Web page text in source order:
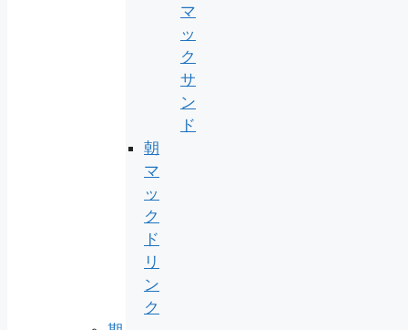
マ
ッ
ク
サ
ン
ド
朝
マ
ッ
ク
ド
リ
ン
ク